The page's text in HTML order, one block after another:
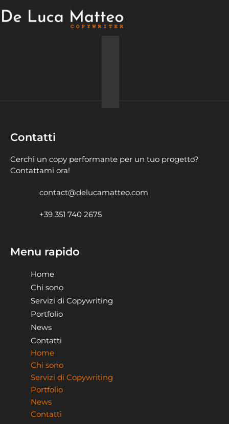
Contatti
Cerchi un copy performante per un tuo progetto?
Contattami ora!
contact@delucamatteo.com
+39 351 740 2675
Menu rapido
Home
Chi sono
Servizi di Copywriting
Portfolio
News
Contatti
Home
Chi sono
Servizi di Copywriting
Portfolio
News
Contatti